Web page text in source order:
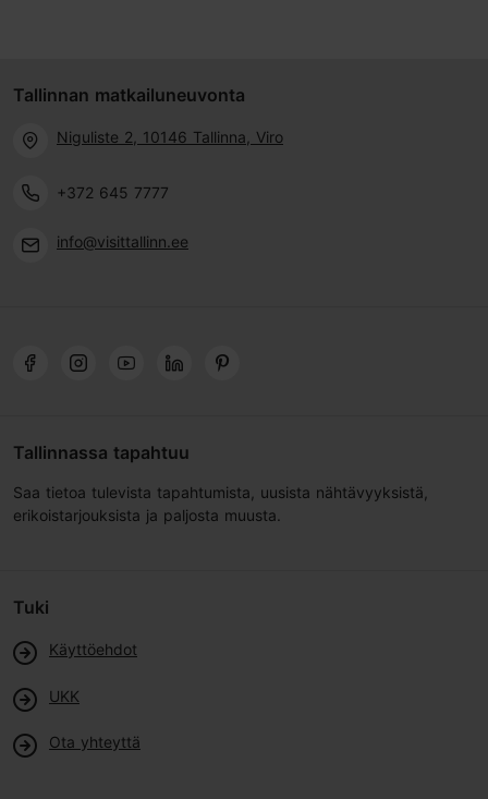
Tallinnan matkailuneuvonta
Niguliste 2, 10146 Tallinna, Viro
+372 645 7777
info@visittallinn.ee
Tallinnassa tapahtuu
Saa tietoa tulevista tapahtumista, uusista nähtävyyksistä,
erikoistarjouksista ja paljosta muusta.
Tuki
Käyttöehdot
UKK
Ota yhteyttä